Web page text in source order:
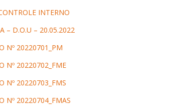
INTERNO
– D.O.U – 20.05.2022
Nº 20220701_PM
Nº 20220702_FME
Nº 20220703_FMS
Nº 20220704_FMAS